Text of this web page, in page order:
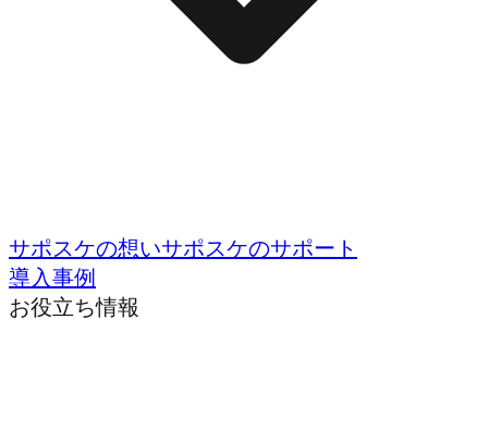
サポスケの想いサポスケのサポート
導入事例
お役立ち情報